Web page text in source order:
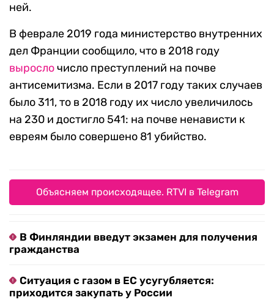
ней.
В феврале 2019 года министерство внутренних
дел Франции сообщило, что в 2018 году
вырослочисло преступлений на почве
антисемитизма. Если в 2017 году таких случаев
было 311, то в 2018 году их число увеличилось
на 230 и достигло 541: на почве ненависти к
евреям было совершено 81 убийство.
Объясняем происходящее. RTVI в Telegram
В Финляндии введут экзамен для получения
гражданства
Ситуация с газом в ЕС усугубляется:
приходится закупать у России